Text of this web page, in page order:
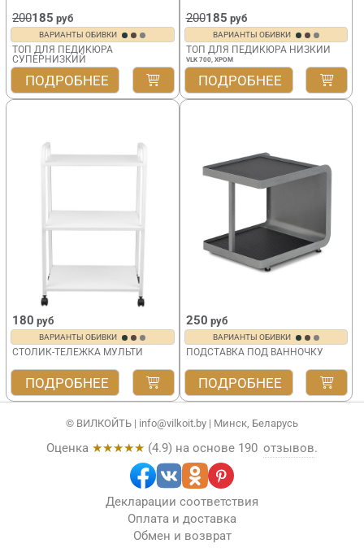
200185 руб
ВАРИАНТЫ ОБИВКИ
ТОП ДЛЯ ПЕДИКЮРА
СУПЕРНИЗКИЙ
VLK 600, ХРОМ
ПОДРОБНЕЕ
200185 руб
ВАРИАНТЫ ОБИВКИ
ТОП ДЛЯ ПЕДИКЮРА НИЗКИЙ
VLK 700, ХРОМ
ПОДРОБНЕЕ
180 руб
ВАРИАНТЫ ОБИВКИ
СТОЛИК-ТЕЛЕЖКА МУЛЬТИ
ПОДРОБНЕЕ
250 руб
ВАРИАНТЫ ОБИВКИ
ПОДСТАВКА ПОД ВАННОЧКУ
ПОДРОБНЕЕ
© ВИЛКОЙТЬ | info@vilkoit.by | Минск, Беларусь
Оценка ★★★★★ (4.9) на основе 190 отзывов.
Декларации соответствия
Оплата и доставка
Обмен и возврат